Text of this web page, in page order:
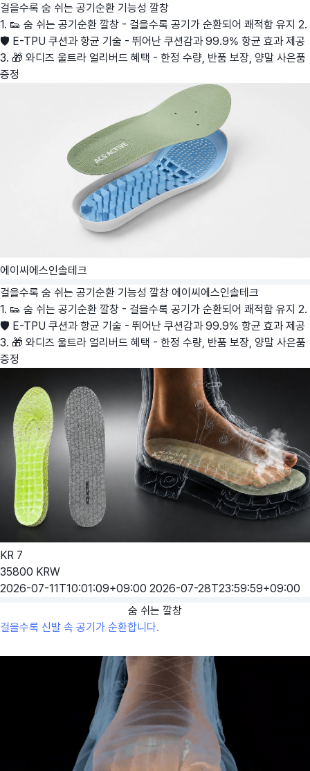
걸을수록 숨 쉬는 공기순환 기능성 깔창
1. 👟 숨 쉬는 공기순환 깔창 - 걸을수록 공기가 순환되어 쾌적함 유지 2.
🛡️ E-TPU 쿠션과 항균 기술 - 뛰어난 쿠션감과 99.9% 항균 효과 제공
3. 🎁 와디즈 울트라 얼리버드 혜택 - 한정 수량, 반품 보장, 양말 사은품
증정
에이씨에스인솔테크
걸을수록 숨 쉬는 공기순환 기능성 깔창 에이씨에스인솔테크
1. 👟 숨 쉬는 공기순환 깔창 - 걸을수록 공기가 순환되어 쾌적함 유지 2.
🛡️ E-TPU 쿠션과 항균 기술 - 뛰어난 쿠션감과 99.9% 항균 효과 제공
3. 🎁 와디즈 울트라 얼리버드 혜택 - 한정 수량, 반품 보장, 양말 사은품
증정
KR 7
35800 KRW
2026-07-11T10:01:09+09:00 2026-07-28T23:59:59+09:00
숨 쉬는 깔창
걸을수록 신발 속 공기가 순환합니다.